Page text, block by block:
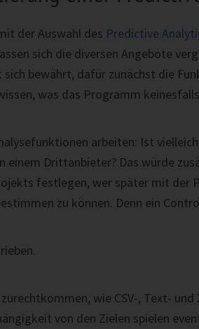
der Auswahl des Predictive
sich die diversen Angebote
bewährt, dafür zunächst die
was das Programm
arbeiten: Ist
Drittanbieter? Das würde
festlegen, wer später mit der
zu können. Denn ein
wie CSV-, Text- und
von den Zielen spielen